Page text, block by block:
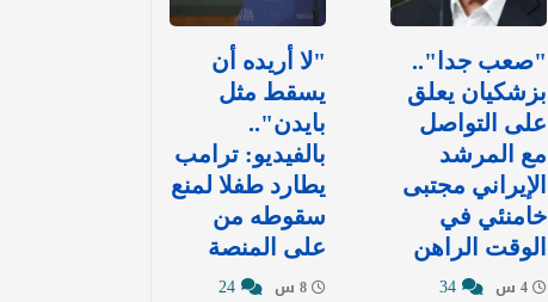
"صعب جدا"..
بزشكيان يعلق
على التواصل
مع المرشد
الإيراني مجتبى
خامنئي في
الوقت الراهن
"لا أريده أن
يسقط مثل
بايدن"..
بالفيديو: ترامب
يطارد طفلا لمنع
سقوطه من
على المنصة